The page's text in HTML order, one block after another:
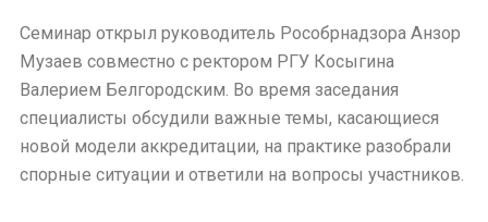
Семинар открыл руководитель Рособрнадзора Анзор
Музаев совместно с ректором РГУ Косыгина
Валерием Белгородским. Во время заседания
специалисты обсудили важные темы, касающиеся
новой модели аккредитации, на практике разобрали
спорные ситуации и ответили на вопросы участников.